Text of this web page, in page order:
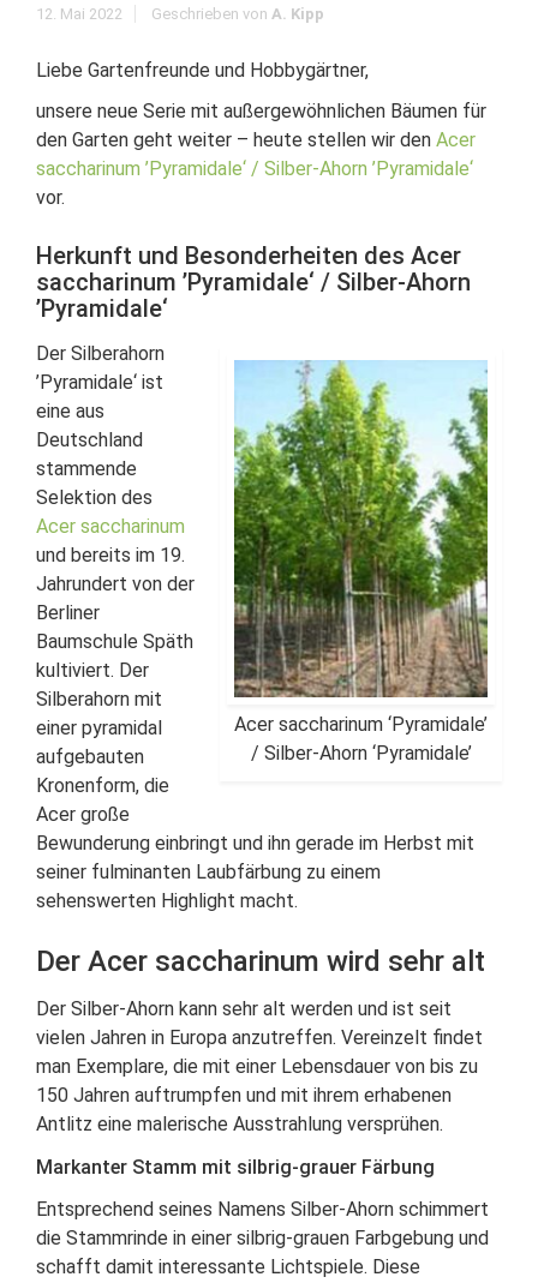
12. Mai 2022 Geschrieben von A. Kipp
Liebe Gartenfreunde und Hobbygärtner,
unsere neue Serie mit außergewöhnlichen Bäumen für
den Garten geht weiter – heute stellen wir den Acer
saccharinum ’Pyramidale‘ / Silber-Ahorn ’Pyramidale‘
vor.
Herkunft und Besonderheiten des Acer
saccharinum ’Pyramidale‘ / Silber-Ahorn
’Pyramidale‘
Acer saccharinum ‘Pyramidale’
/ Silber-Ahorn ‘Pyramidale’
Der Silberahorn
’Pyramidale‘ ist
eine aus
Deutschland
stammende
Selektion des
Acer saccharinum
und bereits im 19.
Jahrundert von der
Berliner
Baumschule Späth
kultiviert. Der
Silberahorn mit
einer pyramidal
aufgebauten
Kronenform, die
Acer große
Bewunderung einbringt und ihn gerade im Herbst mit
seiner fulminanten Laubfärbung zu einem
sehenswerten Highlight macht.
Der Acer saccharinum wird sehr alt
Der Silber-Ahorn kann sehr alt werden und ist seit
vielen Jahren in Europa anzutreffen. Vereinzelt findet
man Exemplare, die mit einer Lebensdauer von bis zu
150 Jahren auftrumpfen und mit ihrem erhabenen
Antlitz eine malerische Ausstrahlung versprühen.
Markanter Stamm mit silbrig-grauer Färbung
Entsprechend seines Namens Silber-Ahorn schimmert
die Stammrinde in einer silbrig-grauen Farbgebung und
schafft damit interessante Lichtspiele. Diese